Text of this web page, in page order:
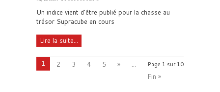
Un indice vient d’être publié pour la chasse au
trésor Supracube en cours
Lire la suite...
Page 1 sur 10
1 2 3 4 5 »
...
Fin »